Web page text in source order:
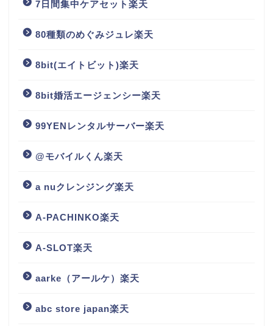
7日間集中ケアセット楽天
80種類のめぐみジュレ楽天
8bit(エイトビット)楽天
8bit婚活エージェンシー楽天
99YENレンタルサーバー楽天
@モバイルくん楽天
a nuクレンジング楽天
A-PACHINKO楽天
A-SLOT楽天
aarke（アールケ）楽天
abc store japan楽天